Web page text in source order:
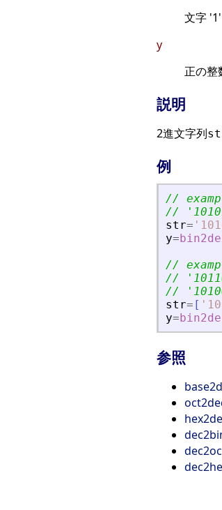
文字
y
正の整
説明
2進文字列
例
//
//
'
str= '
y=
//
//
'
//
'
str= [ '
y=
参照